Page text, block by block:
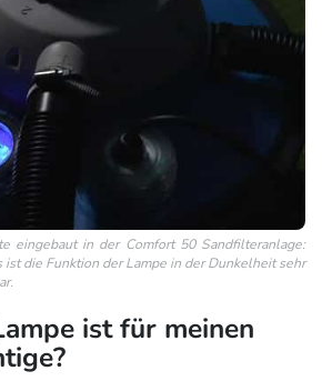
eingebaut in der Comfort 50 Sandfilteranlage:
ist die Funktion der Lampe in der Dunkelheit sehr
ist für meinen